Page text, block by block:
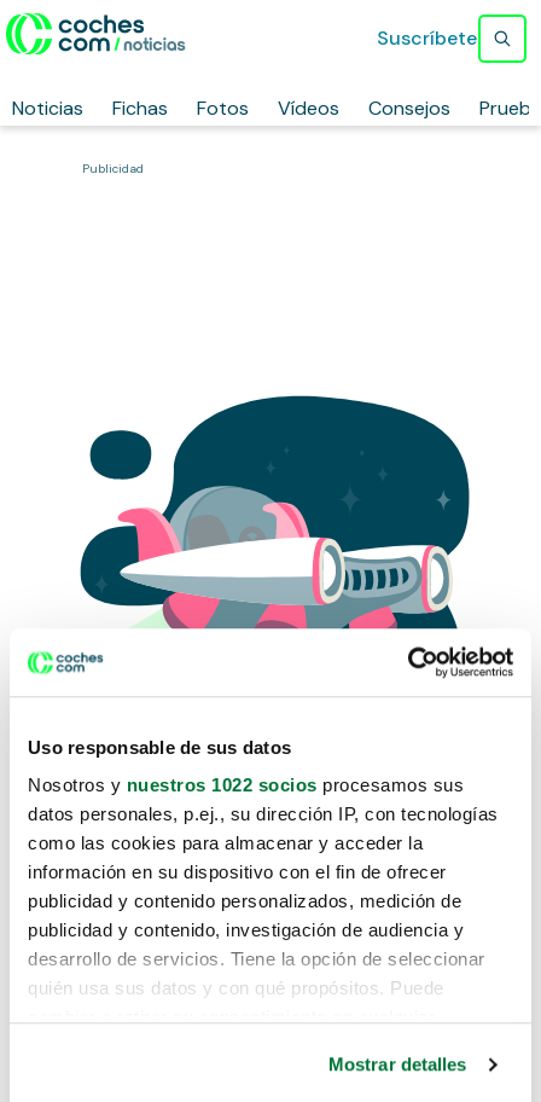
Uso responsable de sus datos
Nosotros y nuestros 1022 socios procesamos sus
datos personales, p.ej., su dirección IP, con tecnologías
como las cookies para almacenar y acceder la
información en su dispositivo con el fin de ofrecer
publicidad y contenido personalizados, medición de
publicidad y contenido, investigación de audiencia y
desarrollo de servicios. Tiene la opción de seleccionar
quién usa sus datos y con qué propósitos. Puede
Mostrar detalles
Noticias Fichas Fotos Vídeos Consejos
Suscríbete
Publicidad
Lo sentimos, no sabemos como
te hemos traido hasta aquí.
Pero puedes encontrar el coche que estás
buscando en alguno de estos enlaces: